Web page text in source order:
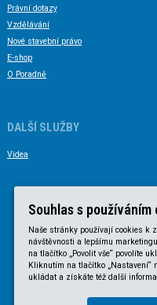
Právní dotazy
Vzdělávání
Nové stavební právo
E-shop
O Poradně
DALŠÍ SLUŽBY
Videa
Souhlas s používáním
Naše stránky používají cookies k
návštěvnosti a lepšímu
na tlačítko „Povolit vše“ povolíte
Kliknutím na tlačítko „Nastavení“
ukládat a získáte též další